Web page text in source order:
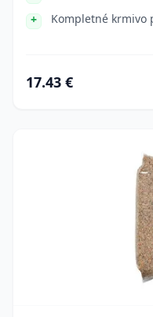
Kompletné krmivo
17.43 €